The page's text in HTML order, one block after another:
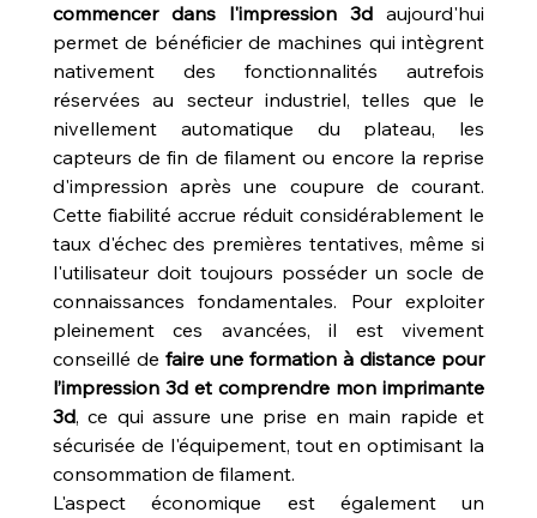
commencer dans l'impression 3d aujourd'hui
permet de bénéficier de machines qui intègrent
nativement des fonctionnalités autrefois
réservées au secteur industriel, telles que le
nivellement automatique du plateau, les
capteurs de fin de filament ou encore la reprise
d'impression après une coupure de courant.
Cette fiabilité accrue réduit considérablement le
taux d'échec des premières tentatives, même si
l'utilisateur doit toujours posséder un socle de
connaissances fondamentales. Pour exploiter
pleinement ces avancées, il est vivement
conseillé de faire une formation à distance pour
l’impression 3d et comprendre mon imprimante
3d, ce qui assure une prise en main rapide et
sécurisée de l'équipement, tout en optimisant la
consommation de filament.
L'aspect économique est également un